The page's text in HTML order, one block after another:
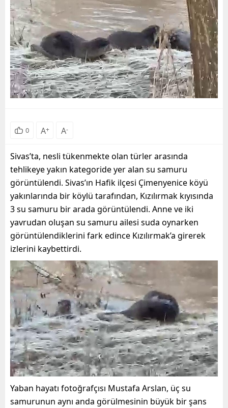
0 A+ A-
Sivas’ta, nesli tükenmekte olan türler arasında
tehlikeye yakın kategoride yer alan su samuru
görüntülendi. Sivas’ın Hafik ilçesi Çimenyenice köyü
yakınlarında bir köylü tarafından, Kızılırmak kıyısında
3 su samuru bir arada görüntülendi. Anne ve iki
yavrudan oluşan su samuru ailesi suda oynarken
görüntülendiklerini fark edince Kızılırmak’a girerek
izlerini kaybettirdi.
Yaban hayatı fotoğrafçısı Mustafa Arslan, üç su
samurunun aynı anda görülmesinin büyük bir şans